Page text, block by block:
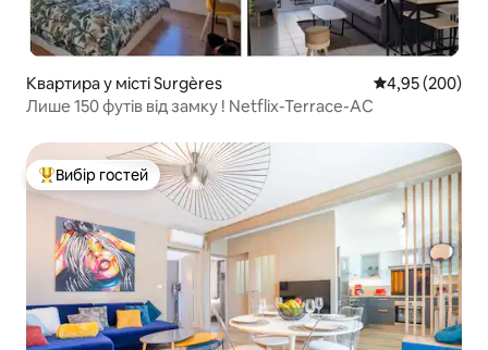
Квартира у місті Surgères Середня
4,95 (200)
Лише 150 футів від замку ! Netflix-Terrace-AC
Топ вибір гостей
Вибір гостей